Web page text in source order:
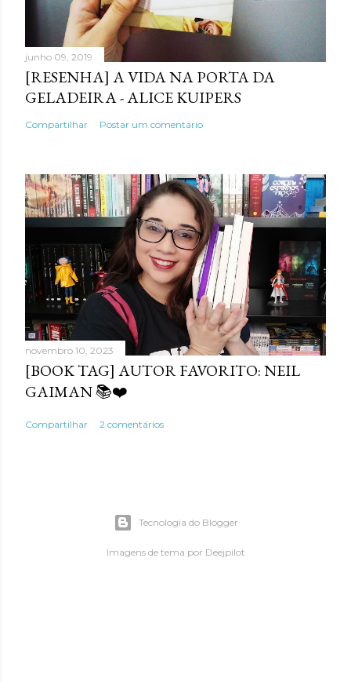
junho 09, 2019
[RESENHA] A VIDA NA PORTA DA
GELADEIRA - ALICE KUIPERS
Compartilhar Postar um comentário
novembro 10, 2023
[BOOK TAG] AUTOR FAVORITO: NEIL
GAIMAN 📚❤️
Compartilhar 2 comentários
Tecnologia do Blogger
Imagens de tema por Deejpilot